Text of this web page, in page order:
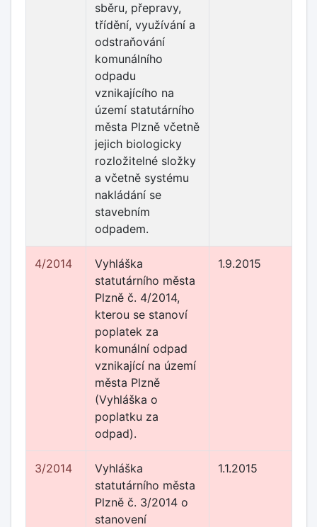
sběru, přepravy,
třídění, využívání a
odstraňování
komunálního
odpadu
vznikajícího na
území statutárního
města Plzně včetně
jejich biologicky
rozložitelné složky
a včetně systému
nakládání se
stavebním
odpadem.
4/2014
Vyhláška
statutárního města
Plzně č. 4/2014,
kterou se stanoví
poplatek za
komunální odpad
vznikající na území
města Plzně
(Vyhláška o
poplatku za
odpad).
1.9.2015
3/2014
Vyhláška
statutárního města
Plzně č. 3/2014 o
stanovení
1.1.2015